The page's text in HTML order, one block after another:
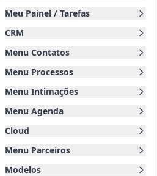
Meu Painel / Tarefas
CRM
Menu Contatos
Menu Processos
Menu Intimações
Menu Agenda
Cloud
Menu Parceiros
Modelos